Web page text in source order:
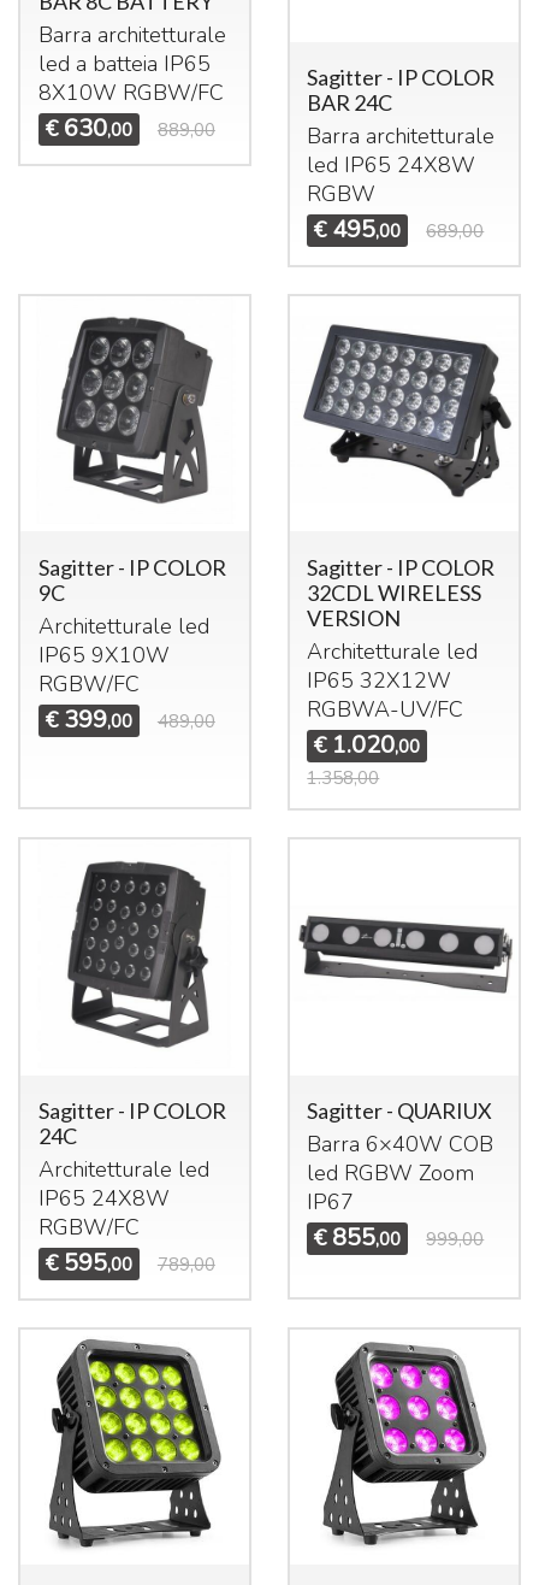
Barra architetturale
led a batteia IP65
8X10W RGBW/FC
€ 630,00 889,00
Sagitter - IP COLOR
BAR 24C
Barra architetturale
led IP65 24X8W
RGBW
€ 495,00 689,00
Sagitter - IP COLOR
9C
Architetturale led
IP65 9X10W
RGBW/FC
€ 399,00 489,00
Sagitter - IP COLOR
32CDL WIRELESS
VERSION
Architetturale led
IP65 32X12W
RGBWA-UV/FC
€ 1.020,00
1.358,00
Sagitter - IP COLOR
24C
Architetturale led
IP65 24X8W
RGBW/FC
€ 595,00 789,00
Sagitter - QUARIUX
Barra 6×40WCOB
led RGBW Zoom
IP67
€ 855,00 999,00